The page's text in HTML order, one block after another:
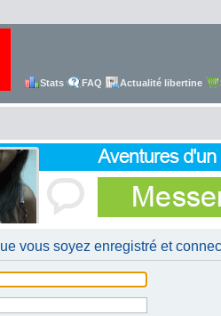
Stats FAQ Actualité libertine
vous soyez enregistré et